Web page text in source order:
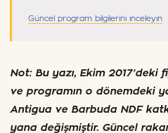
Güncel program bilgilerini inceleyin
Not: Bu yazı, Ekim
ve programın o dönemdeki
Antigua ve Barbuda NDF
yana değişmiştir. Güncel